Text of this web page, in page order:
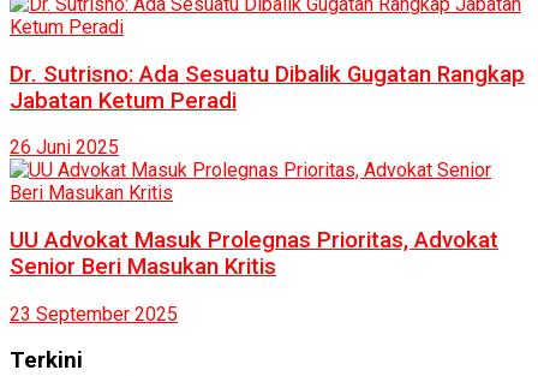
Dr. Sutrisno: Ada Sesuatu Dibalik Gugatan Rangkap
Jabatan Ketum Peradi
26 Juni 2025
UU Advokat Masuk Prolegnas Prioritas, Advokat
Senior Beri Masukan Kritis
23 September 2025
Terkini